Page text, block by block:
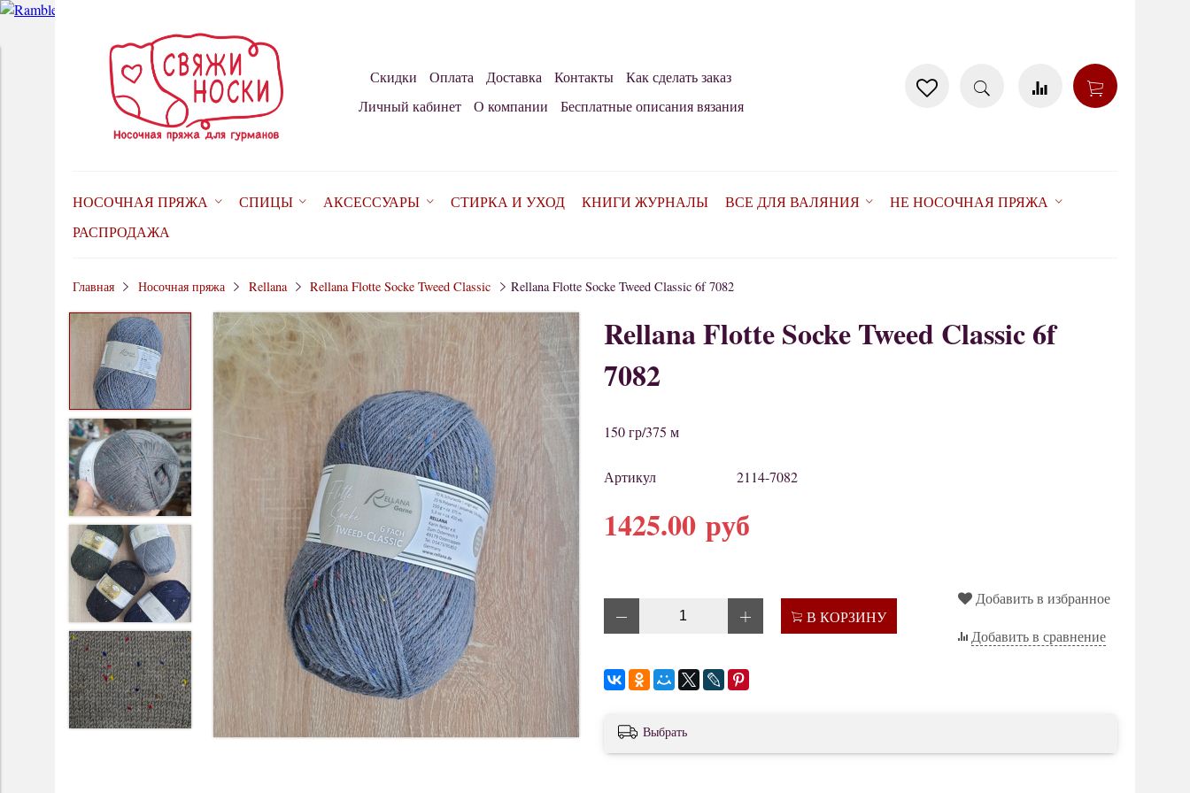
Скидки Оплата Доставка Контакты
Как сделать заказ
Личный кабинет
О компании Бесплатные описания вязания
НОСОЧНАЯ ПРЯЖА СПИЦЫ АКСЕССУАРЫ СТИРКА И УХОД КНИГИ ЖУРНАЛЫ ВСЕ ДЛЯ ВАЛЯНИЯ
НЕ НОСОЧНАЯ ПРЯЖА
РАСПРОДАЖА
Главная Носочная пряжа Rellana Rellana Flotte Socke Tweed Classic Rellana Flotte Socke Tweed Classic 6f 7082
Rellana Flotte Socke Tweed Classic 6f
7082
150 гр/375 м
Артикул 2114-7082
1425.00 руб
В КОРЗИНУ
Добавить в избранное
Добавить в сравнение
Выбрать